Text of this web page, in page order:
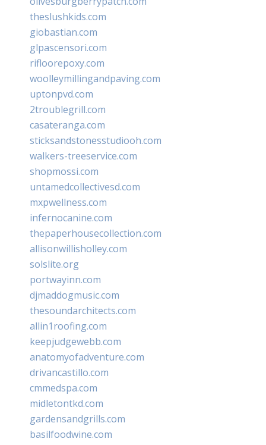
theslushkids.com
giobastian.com
glpascensori.com
rifloorepoxy.com
woolleymillingandpaving.com
uptonpvd.com
2troublegrill.com
casateranga.com
sticksandstonesstudiooh.com
walkers-treeservice.com
shopmossi.com
untamedcollectivesd.com
mxpwellness.com
infernocanine.com
thepaperhousecollection.com
allisonwillisholley.com
solslite.org
portwayinn.com
djmaddogmusic.com
thesoundarchitects.com
allin1roofing.com
keepjudgewebb.com
anatomyofadventure.com
drivancastillo.com
cmmedspa.com
midletontkd.com
gardensandgrills.com
basilfoodwine.com